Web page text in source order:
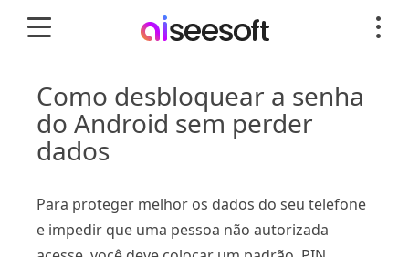
Como desbloquear a senha
do Android sem perder
dados
Para proteger melhor os dados do seu telefone
e impedir que uma pessoa não autorizada